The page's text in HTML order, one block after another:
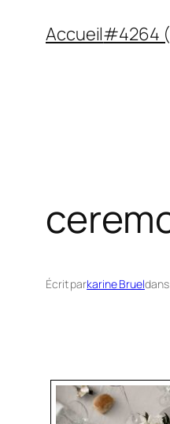
Accueil#4264
Écrit parkarine Brueldans